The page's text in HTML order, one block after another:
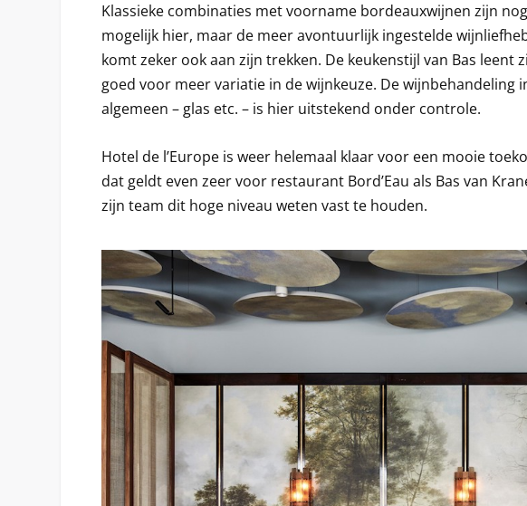
Klassieke combinaties met voorname bordeauxwijnen zijn
mogelijk hier, maar de meer avontuurlijk ingestelde
komt zeker ook aan zijn trekken. De keukenstijl van Bas leent
goed voor meer variatie in de wijnkeuze. De wijnbehandeling
algemeen – glas etc. – is hier uitstekend onder controle.
Hotel de l’Europe is weer helemaal klaar voor een mooie
dat geldt even zeer voor restaurant Bord’Eau als Bas van
zijn team dit hoge niveau weten vast te houden.